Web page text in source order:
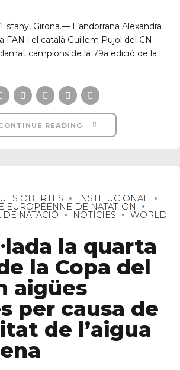
Girona.— L’andorrana Alexandra
FAN i el català Guillem Pujol del CN
campions de la 79a edició de la
READING
OBERTES INSTITUCIONAL
EUROPÉENNE DE NATATION
NATACIÓ NOTÍCIES WORLD
la quarta
la Copa del
aigües
per causa de
de l’aigua